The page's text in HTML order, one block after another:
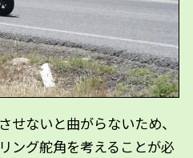
せないと曲がらないため、
ング舵角を考えることが必